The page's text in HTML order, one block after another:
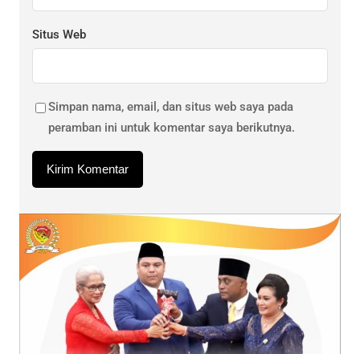
Situs Web
Simpan nama, email, dan situs web saya pada
peramban ini untuk komentar saya berikutnya.